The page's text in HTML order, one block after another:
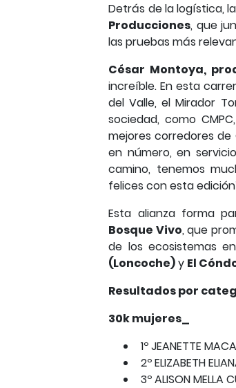
Detrás de la logística,
Producciones, que
las pruebas más
César Montoya,
increíble. En esta
del Valle, el Mirador
sociedad, como
mejores corredores
en número, en
camino, tenemos
felices con esta
Esta alianza forma
Bosque Vivo, que
de los ecosistemas
(Loncoche)y El
Resultados por
30k mujeres_
1º JEANETTE
2º ELIZABETH
3º ALISON MELLA